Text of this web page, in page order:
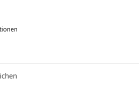
Box, grau, 42x30x23 cm
Box, lila, 42x30x23 cm